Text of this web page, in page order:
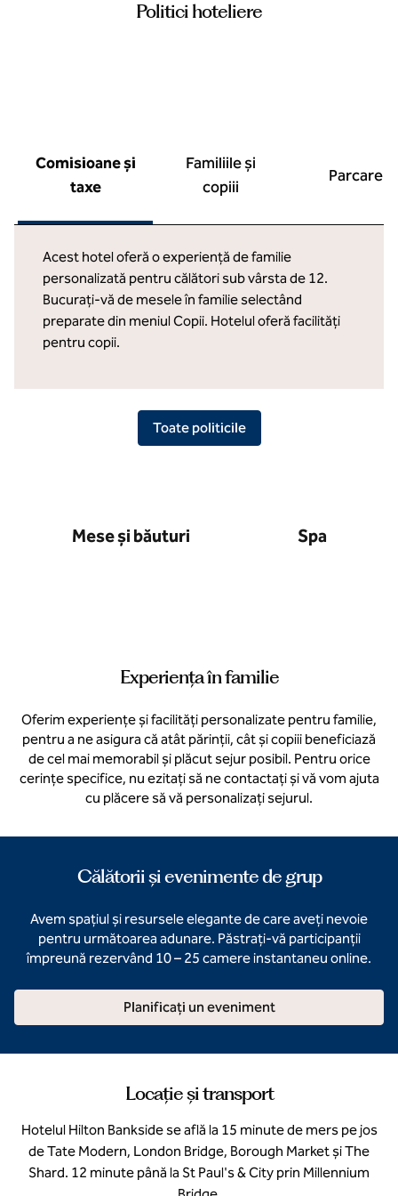
Politici hoteliere
Comisioane și
taxe
Familiile și
copiii
Parcare
Acest hotel oferă o experiență de familie
personalizată pentru călători sub vârsta de 12.
Bucurați-vă de mesele în familie selectând
preparate din meniul Copii. Hotelul oferă facilități
pentru copii.
Toate politicile
Mese și băuturi Spa
Experiența în familie
Oferim experiențe și facilități personalizate pentru familie,
pentru a ne asigura că atât părinții, cât și copiii beneficiază
de cel mai memorabil și plăcut sejur posibil. Pentru orice
cerințe specifice, nu ezitați să ne contactați și vă vom ajuta
cu plăcere să vă personalizați sejurul.
Călătorii și evenimente de grup
Avem spațiul și resursele elegante de care aveți nevoie
pentru următoarea adunare. Păstrați-vă participanții
împreună rezervând 10 – 25 camere instantaneu online.
Planificați un eveniment
Locație și transport
Hotelul Hilton Bankside se află la 15 minute de mers pe jos
de Tate Modern, London Bridge, Borough Market și The
Shard. 12 minute până la St Paul's & City prin Millennium